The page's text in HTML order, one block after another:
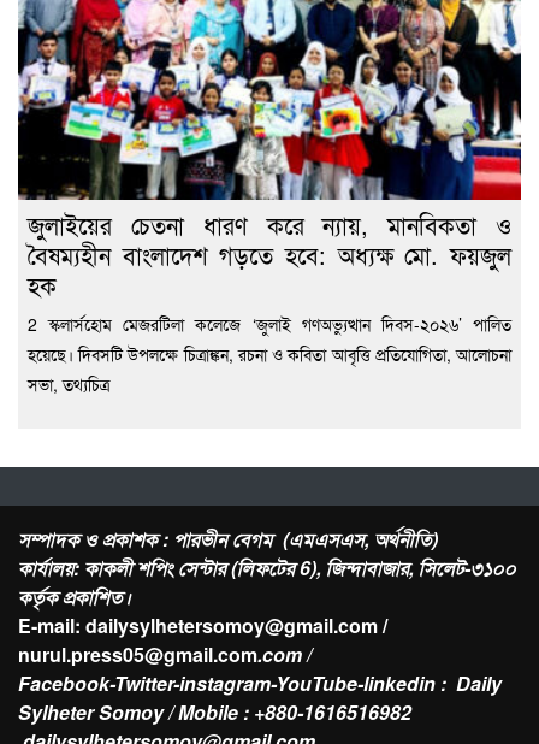
জুলাইয়ের চেতনা ধারণ করে ন্যায়, মানবিকতা ও
বৈষম্যহীন বাংলাদেশ গড়তে হবে: অধ্যক্ষ মো. ফয়জুল
হক
2 স্কলার্সহোম মেজরটিলা কলেজে ‘জুলাই গণঅভ্যুত্থান দিবস-২০২৬’ পালিত
হয়েছে। দিবসটি উপলক্ষে চিত্রাঙ্কন, রচনা ও কবিতা আবৃত্তি প্রতিযোগিতা, আলোচনা
সভা, তথ্যচিত্র
সম্পাদক ও প্রকাশক : পারভীন বেগম (এমএসএস, অর্থনীতি)
কার্যালয়: কাকলী শপিং সেন্টার (লিফটের 6), জিন্দাবাজার, সিলেট-৩১০০
কর্তৃক প্রকাশিত।
E-mail: dailysylhetersomoy@gmail.com /
nurul.press05@gmail.com.com /
Facebook-Twitter-instagram-YouTube-linkedin : Daily
Sylheter Somoy / Mobile : +880-1616516982